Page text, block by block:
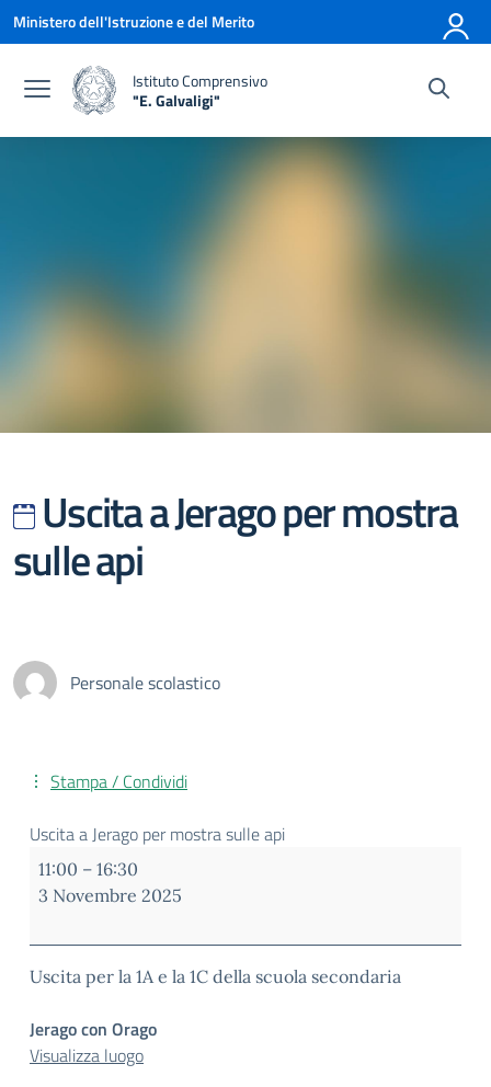
Vai ai contenuti
Vai al menu di navigazione
Vai al footer
Ministero dell'Istruzione e del Merito
Istituto Comprensivo
"E. Galvaligi"
— Visita la pagina iniziale della scuola
Uscita a Jerago per mostra
sulle api
Personale scolastico
Stampa / Condividi
Uscita a Jerago per mostra sulle api
11:00 – 16:30
3 Novembre 2025
Uscita per la 1A e la 1C della scuola secondaria
Jerago con Orago
Visualizza luogo